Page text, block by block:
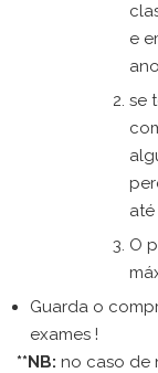
e
se
O
Guarda o
exames !
**NB: no caso de